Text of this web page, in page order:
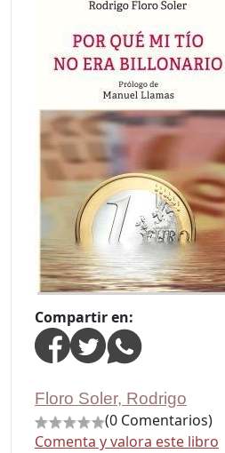
Compartir en:
Floro Soler, Rodrigo
(0 Comentarios)
Comenta y valora este libro